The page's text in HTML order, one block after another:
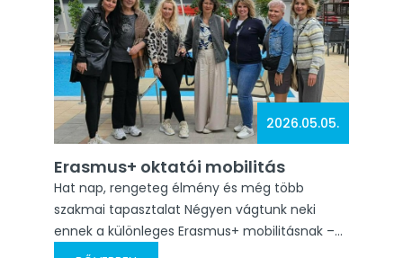
2026.05.05.
Erasmus+ oktatói mobilitás
Hat nap, rengeteg élmény és még több
szakmai tapasztalat Négyen vágtunk neki
ennek a különleges Erasmus+ mobilitásnak –
Katona Gabriella, Kőfalvi Éva, Maráz Aliz Ilona és